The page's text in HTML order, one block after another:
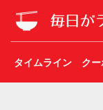
タイムライン ク